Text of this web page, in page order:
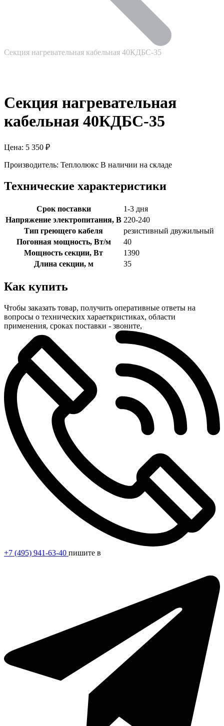
Секция нагревательная кабельная 40КДБС-35
Секция нагревательная
кабельная 40КДБС-35
Цена: 5 350 ₽
Производитель: Теплолюкс В наличии на складе
Технические характеристики
Срок поставки
1-3 дня
Напряжение электропитания, В 220-240
Тип греющего кабеля
резистивный двужильный
Погонная мощность, Вт/м
40
Мощность секции, Вт
1390
Длина секции, м
35
Как купить
Чтобы заказать товар, получить оперативные ответы на
вопросы о технических хараеткристиках, области
применения, сроках поставки - звоните,
+7 (495) 941-63-40 пишите в